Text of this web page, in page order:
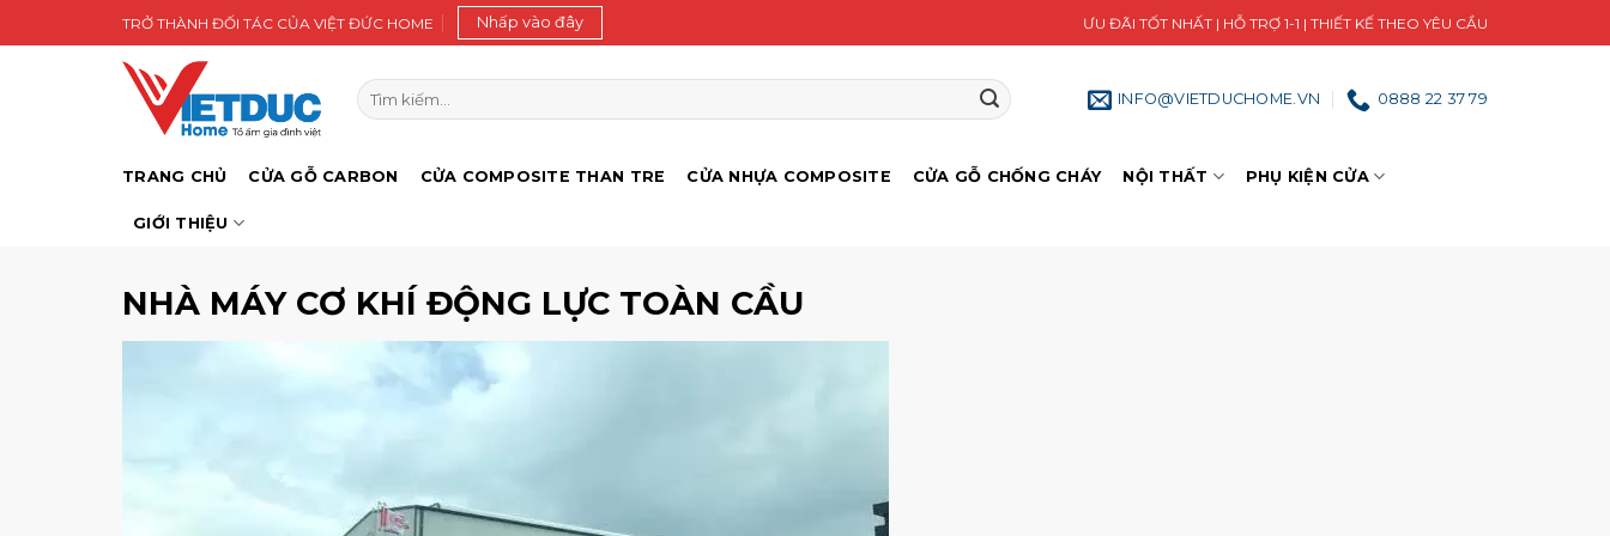
qua
TRỞ THÀNH ĐỐI TÁC CỦA VIỆT ĐỨC HOME Nhấp vào đây ƯU ĐÃI TỐT NHẤT | HỖ TRỢ 1-1 | THIẾT KẾ THEO YÊU CẦU
Tìm
kiếm:
INFO@VIETDUCHOME.VN 0888 22 37 79
TRANG CHỦ CỬA GỖ CARBON CỬA COMPOSITE THAN TRE CỬA NHỰA COMPOSITE CỬA GỖ CHỐNG CHÁY NỘI THẤT PHỤ KIỆN CỬA
GIỚI THIỆU
NHÀ MÁY CƠ KHÍ ĐỘNG LỰC TOÀN CẦU